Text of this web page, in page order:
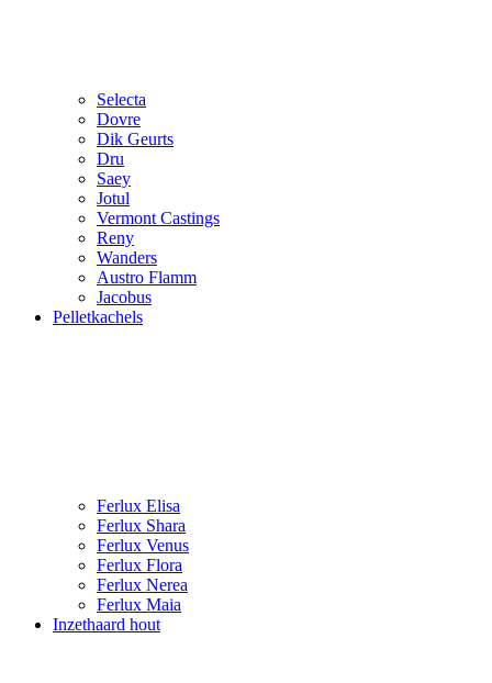
Selecta
Dovre
Dik Geurts
Dru
Saey
Jotul
Vermont Castings
Reny
Wanders
Austro Flamm
Jacobus
Pelletkachels
Ferlux Elisa
Ferlux Shara
Ferlux Venus
Ferlux Flora
Ferlux Nerea
Ferlux Maia
Inzethaard hout